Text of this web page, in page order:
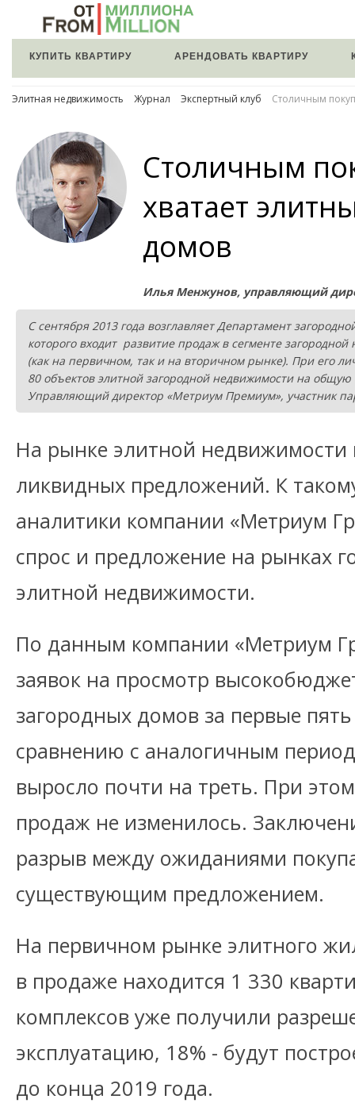
КУПИТЬ КВАРТИРУ АРЕНДОВАТЬ КВАРТИРУ
Элитная недвижимость Журнал Экспертный клуб Столичным
Столичным
хватает
домов
Илья Менжунов, управляющий
С сентября 2013 года возглавляет Департамент
которого входит развитие продаж в сегменте
(как на первичном, так и на вторичном рынке). При его
80 объектов элитной загородной недвижимости на общую
Управляющий директор «Метриум Премиум», участник
На рынке элитной
ликвидных предложений. К
аналитики компании «Метриум
спрос и предложение на рынках
элитной недвижимости.
По данным компании «Метриум
заявок на просмотр
загородных домов за первые
сравнению с аналогичным
выросло почти на треть. При
продаж не изменилось.
разрыв между ожиданиями
существующим предложением.
На первичном рынке элитного
в продаже находится 1 330
комплексов уже получили
эксплуатацию, 18% - будут
до конца 2019 года.